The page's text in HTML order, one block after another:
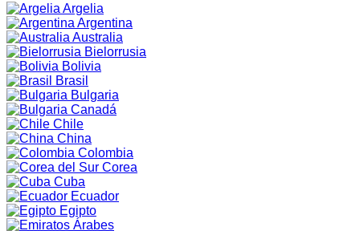
Argelia
Argentina
Australia
Bielorrusia
Bolivia
Brasil
Bulgaria
Canadá
Chile
China
Colombia
Corea
Cuba
Ecuador
Egipto